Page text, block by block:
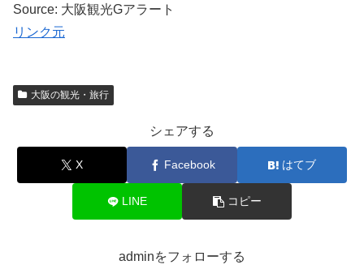
Source: 大阪観光Gアラート
リンク元
大阪の観光・旅行
シェアする
X Facebook はてブ
LINE コピー
adminをフォローする